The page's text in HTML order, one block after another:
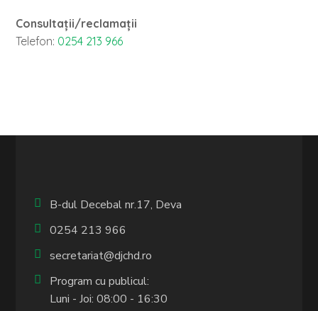
Consultații/reclamații
Telefon: 0254 213 966
B-dul Decebal nr.17, Deva
0254 213 966
secretariat@djchd.ro
Program cu publicul:
Luni - Joi: 08:00 - 16:30